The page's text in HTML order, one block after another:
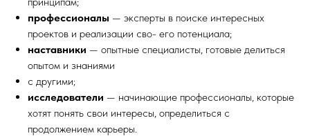
профессионалы — эксперты в поиске интересных
проектов и реализации сво- его потенциала;
наставники — опытные специалисты, готовые делиться
опытом и знаниями
с другими;
исследователи — начинающие профессионалы, которые
хотят понять свои интересы, определиться с
продолжением карьеры.